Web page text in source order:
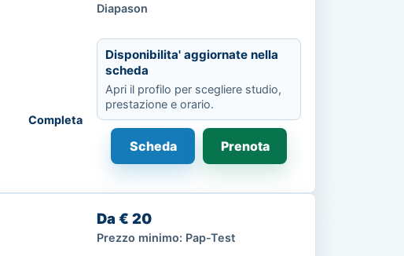
Completa
Diapason
Disponibilita' aggiornate nella
scheda
Apri il profilo per scegliere studio,
prestazione e orario.
Scheda Prenota
Da € 20
Prezzo minimo: Pap-Test